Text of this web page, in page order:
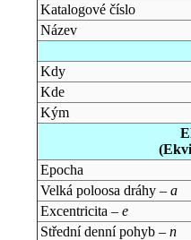
Katalogové číslo
Název
Kdy
Kde
Kým
Epocha
Velká poloosa dráhy – a
Excentricita – e
Střední denní pohyb – n